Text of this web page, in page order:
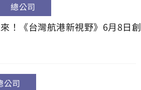
總公司
！《台灣航港新視野》6月8日創
公司